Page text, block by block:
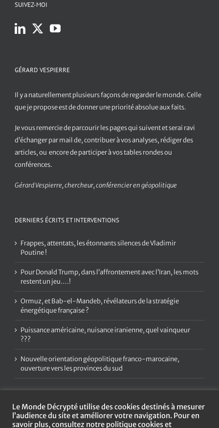
SUIVEZ-MOI
GÉRARD VESPIERRE
Il y a naturellement plusieurs façons de regarder le monde. Celle
que je propose est de donner une priorité absolue aux faits.
Je vous remercie de parcourir les pages qui suivent et serai ravi
d’échanger par mail de, contribuer à vos analyses, rédiger des
articles, ou encore de participer à vos tables rondes ou
conférences.
Gérard Vespierre, chercheur, conférencier en géopolitique
DERNIERS ÉCRITS ET INTERVENTIONS
Frappes, attentats, les étonnants silences de Vladimir
Poutine !
Pour Donald Trump, dans l’affrontement avec l’Iran, les mots
restent un jeu….!
Ormuz, et Bab-el-Mandeb, révélateurs de la stratégie
énergétique française ?
Puissance américaine, nuisance iranienne, quel vainqueur
???
Nouvelle orientation géopolitique franco-marocaine,
ouverture vers les provinces du sud
Le Monde Décrypté utilise des cookies destinés à mesurer
l’audience du site et améliorer votre navigation. Pour en
savoir plus, consultez notre politique cookies et